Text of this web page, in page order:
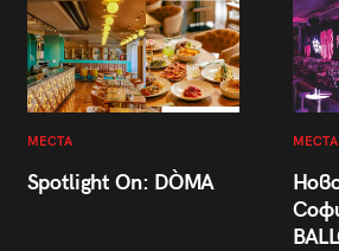
МЕСТА
Spotlight On: DÒMA
МЕСТА